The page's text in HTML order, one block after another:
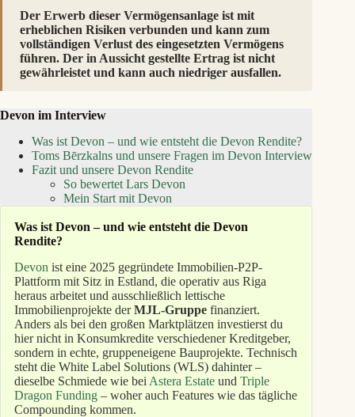
Der Erwerb dieser Vermögensanlage ist mit
erheblichen Risiken verbunden und kann zum
vollständigen Verlust des eingesetzten Vermögens
führen. Der in Aussicht gestellte Ertrag ist nicht
gewährleistet und kann auch niedriger ausfallen.
Devon im Interview
Was ist Devon – und wie entsteht die Devon Rendite?
Toms Bērzkalns und unsere Fragen im Devon Interview
Fazit und unsere Devon Rendite
So bewertet Lars Devon
Mein Start mit Devon
Was ist Devon – und wie entsteht die Devon
Rendite?
Devon ist eine 2025 gegründete Immobilien-P2P-
Plattform mit Sitz in Estland, die operativ aus Riga
heraus arbeitet und ausschließlich lettische
Immobilienprojekte derMJL-Gruppe finanziert.
Anders als bei den großen Marktplätzen investierst du
hier nicht in Konsumkredite verschiedener Kreditgeber,
sondern in echte, gruppeneigene Bauprojekte. Technisch
steht die White Label Solutions (WLS) dahinter –
dieselbe Schmiede wie bei Astera Estate und Triple
Dragon Funding – woher auch Features wie das tägliche
Compounding kommen.